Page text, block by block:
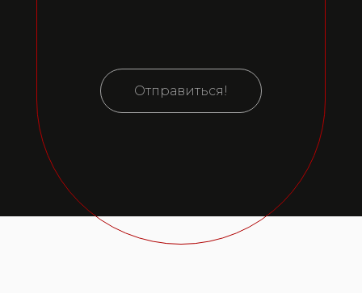
Отправиться!